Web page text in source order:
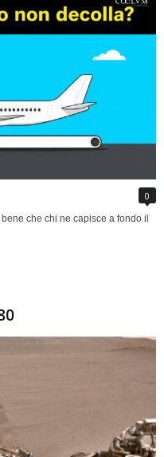
0
che chi ne capisce a fondo il